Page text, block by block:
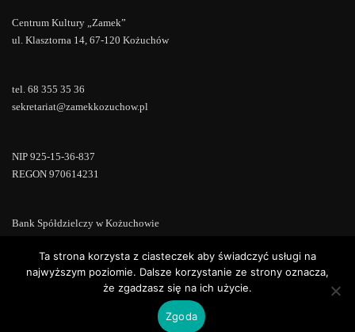
Centrum Kultury „Zamek”
ul. Klasztorna 14, 67-120 Kożuchów
tel. 68 355 35 36
sekretariat@zamekkozuchow.pl
NIP 925-15-36-837
REGON 970614231
Bank Spółdzielczy w Kożuchowie
WordPress |ConsultStreet theme by
Ta strona korzysta z ciasteczek aby świadczyć usługi na
najwyższym poziomie. Dalsze korzystanie ze strony oznacza,
że zgadzasz się na ich użycie.
Zgoda